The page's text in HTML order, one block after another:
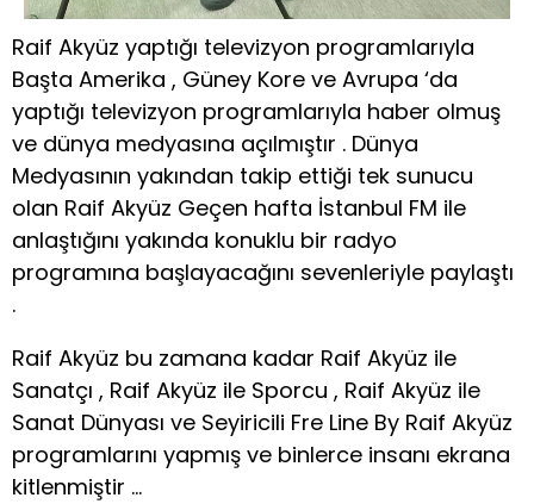
Raif Akyüz yaptığı televizyon programlarıyla
Başta Amerika , Güney Kore ve Avrupa ‘da
yaptığı televizyon programlarıyla haber olmuş
ve dünya medyasına açılmıştır . Dünya
Medyasının yakından takip ettiği tek sunucu
olan Raif Akyüz Geçen hafta İstanbul FM ile
anlaştığını yakında konuklu bir radyo
programına başlayacağını sevenleriyle paylaştı
.
Raif Akyüz bu zamana kadar Raif Akyüz ile
Sanatçı , Raif Akyüz ile Sporcu , Raif Akyüz ile
Sanat Dünyası ve Seyiricili Fre Line By Raif Akyüz
programlarını yapmış ve binlerce insanı ekrana
kitlenmiştir …